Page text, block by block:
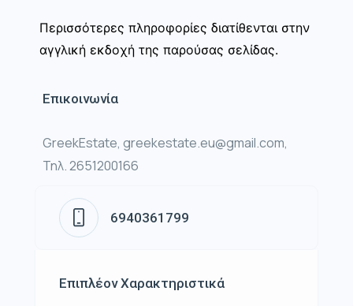
Περισσότερες πληροφορίες διατίθενται στην
αγγλική εκδοχή της παρούσας σελίδας.
Επικοινωνία
GreekEstate, greekestate.eu@gmail.com,
Τηλ. 2651200166
6940361799
Επιπλέον Χαρακτηριστικά